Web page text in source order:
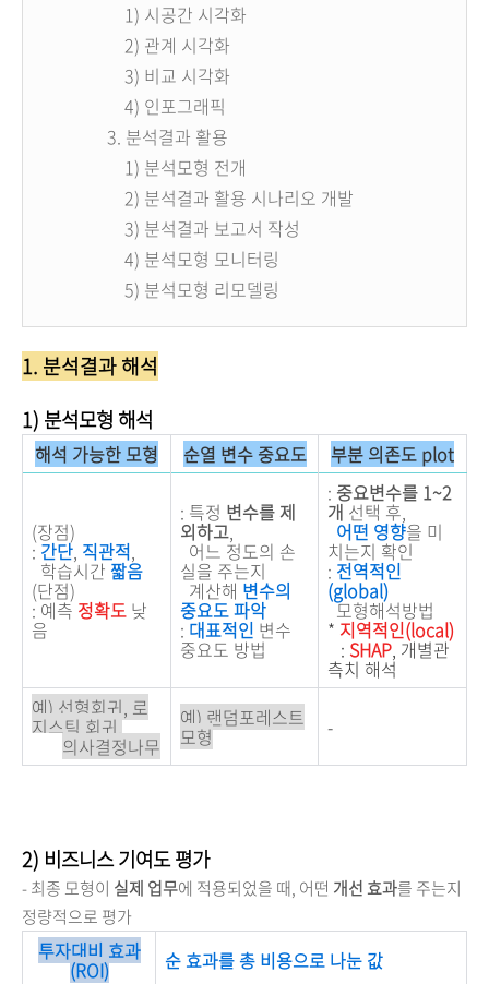
1) 시공간 시각화
2) 관계 시각화
3) 비교 시각화
4) 인포그래픽
3. 분석결과 활용
1) 분석모형 전개
2) 분석결과 활용 시나리오 개발
3) 분석결과 보고서 작성
4) 분석모형 모니터링
5) 분석모형 리모델링
1. 분석결과 해석
1) 분석모형 해석
해석 가능한 모형 순열 변수 중요도 부분 의존도 plot
(장점)
:간단, 직관적,
학습시간 짧음
(단점)
: 예측 정확도 낮
음
: 특정 변수를 제
외하고,
어느 정도의 손
실을 주는지
계산해 변수의
중요도 파악
: 대표적인 변수
중요도 방법
: 중요변수를 1~2
개 선택 후,
어떤 영향을 미
치는지 확인
: 전역적인
(global)
모형해석방법
* 지역적인(local)
: SHAP, 개별관
측치 해석
예) 선형회귀, 로
지스틱 회귀,
의사결정나무
예) 랜덤포레스트
모형 -
2) 비즈니스 기여도 평가
- 최종 모형이 실제 업무에 적용되었을 때, 어떤 개선 효과를 주는지
정량적으로 평가
투자대비 효과
(ROI)
순 효과를 총 비용으로 나눈 값